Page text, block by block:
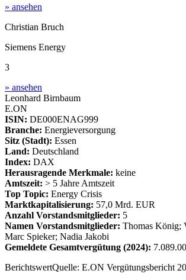
» ansehen
Christian Bruch
Siemens Energy
3
» ansehen
Leonhard Birnbaum
E.ON
ISIN: DE000ENAG999
Branche: Energieversorgung
Sitz (Stadt): Essen
Land: Deutschland
Index: DAX
Herausragende Merkmale: keine
Amtszeit: > 5 Jahre Amtszeit
Top Topic: Energy Crisis
Marktkapitalisierung: 57,0 Mrd. EUR
Anzahl Vorstandsmitglieder: 5
Namen Vorstandsmitglieder: Thomas König;
Marc Spieker; Nadia Jakobi
Gemeldete Gesamtvergütung (2024):
BerichtswertQuelle: E.ON Vergütungsbericht